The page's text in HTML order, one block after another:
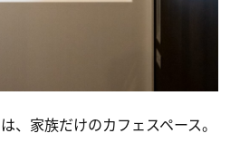
、家族だけのカフェスペース。